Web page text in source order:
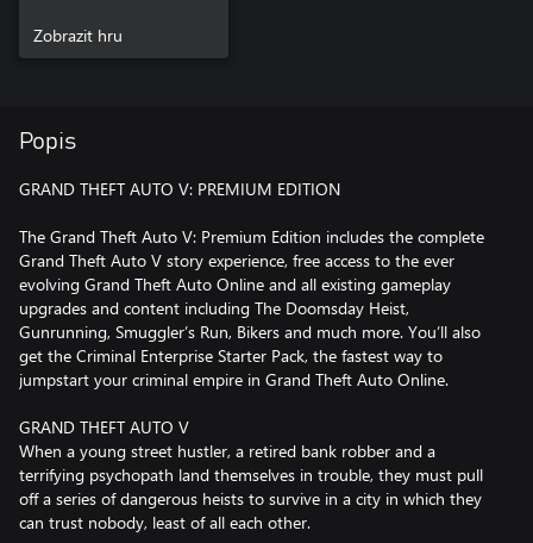
Zobrazit hru
Popis
GRAND THEFT AUTO V: PREMIUM EDITION
The Grand Theft Auto V: Premium Edition includes the complete
Grand Theft Auto V story experience, free access to the ever
evolving Grand Theft Auto Online and all existing gameplay
upgrades and content including The Doomsday Heist,
Gunrunning, Smuggler’s Run, Bikers and much more. You’ll also
get the Criminal Enterprise Starter Pack, the fastest way to
jumpstart your criminal empire in Grand Theft Auto Online.
GRAND THEFT AUTO V
When a young street hustler, a retired bank robber and a
terrifying psychopath land themselves in trouble, they must pull
off a series of dangerous heists to survive in a city in which they
can trust nobody, least of all each other.